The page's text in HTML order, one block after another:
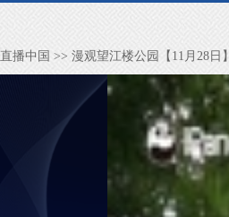
直播中国 >> 漫观望江楼公园【11月28日】